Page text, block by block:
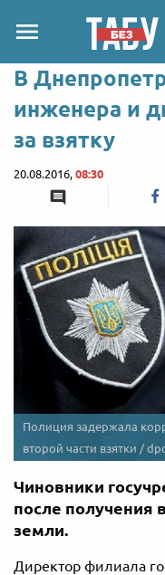
В
инженера и
за взятку
20.08.2016, 08:30
Полиция задержала
второй части взятки /
Чиновники
после получения
земли.
Директор филиала